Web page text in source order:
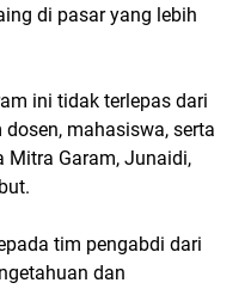
di pasar yang lebih
ini tidak terlepas dari
mahasiswa, serta
Mitra Garam, Junaidi,
tim pengabdi dari
dan